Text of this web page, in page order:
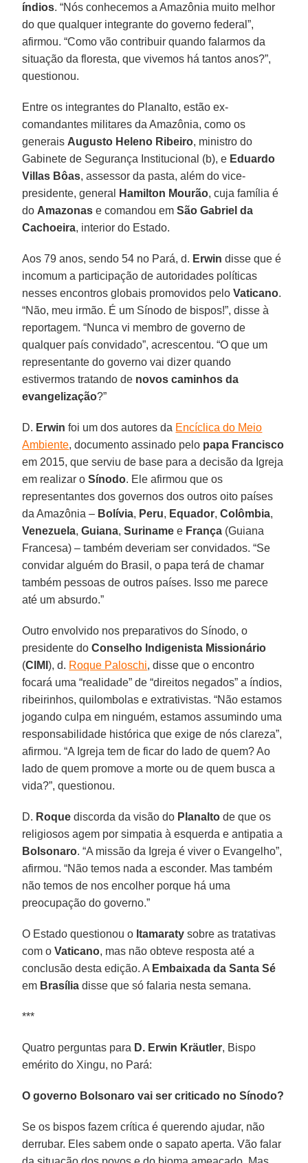
índios. “Nós conhecemos a Amazônia muito melhor
do que qualquer integrante do governo federal”,
afirmou. “Como vão contribuir quando falarmos da
situação da floresta, que vivemos há tantos anos?”,
questionou.
Entre os integrantes do Planalto, estão ex-
comandantes militares da Amazônia, como os
generais Augusto Heleno Ribeiro, ministro do
Gabinete de Segurança Institucional (b), e Eduardo
Villas Bôas, assessor da pasta, além do vice-
presidente, general
Hamilton Mourão, cuja família é
do Amazonas e comandou emSão Gabriel da
Cachoeira, interior do Estado.
Aos 79 anos, sendo 54 no Pará, d. Erwin disse que é
incomum a participação de autoridades políticas
nesses encontros globais promovidos peloVaticano.
“Não, meu irmão. É um Sínodo de bispos!”, disse à
reportagem. “Nunca vi membro de governo de
qualquer país convidado”, acrescentou. “O que um
representante do governo vai dizer quando
estivermos tratando de novos caminhos da
evangelização?”
D. Erwin foi um dos autores da Encíclica do Meio
Ambiente, documento assinado pelo papa Francisco
em 2015, que serviu de base para a decisão da Igreja
em realizar oSínodo. Ele afirmou que os
representantes dos governos dos outros oito países
da Amazônia – Bolívia, Peru, Equador,Colômbia,
Venezuela,Guiana,Suriname e França (Guiana
Francesa) – também deveriam ser convidados. “Se
convidar alguém do Brasil, o papa terá de chamar
também pessoas de outros países. Isso me parece
até um absurdo.”
Outro envolvido nos preparativos do Sínodo, o
presidente doConselho Indigenista Missionário
(CIMI), d. Roque Paloschi, disse que o encontro
focará uma “realidade” de “direitos negados” a índios,
ribeirinhos, quilombolas e extrativistas. “Não estamos
jogando culpa em ninguém, estamos assumindo uma
responsabilidade histórica que exige de nós clareza”,
afirmou. “A Igreja tem de ficar do lado de quem? Ao
lado de quem promove a morte ou de quem busca a
vida?”, questionou.
D. Roque discorda da visão do Planalto de que os
religiosos agem por simpatia à esquerda e antipatia a
Bolsonaro. “A missão da Igreja é viver o Evangelho”,
afirmou. “Não temos nada a esconder. Mas também
não temos de nos encolher porque há uma
preocupação do governo.”
O Estado questionou o Itamaraty sobre as tratativas
com oVaticano, mas não obteve resposta até a
conclusão desta edição. A Embaixada da Santa Sé
em Brasília disse que só falaria nesta semana.
***
Quatro perguntas para D. Erwin Kräutler, Bispo
emérito do Xingu, no Pará:
O governo Bolsonaro vai ser criticado no Sínodo?
Se os bispos fazem crítica é querendo ajudar, não
derrubar. Eles sabem onde o sapato aperta. Vão falar